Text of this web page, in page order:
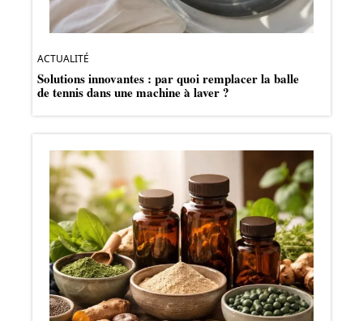
ACTUALITÉ
Solutions innovantes : par quoi remplacer la balle
de tennis dans une machine à laver ?